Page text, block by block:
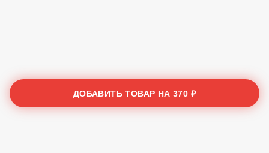
ДОБАВИТЬ ТОВАР НА370 ₽